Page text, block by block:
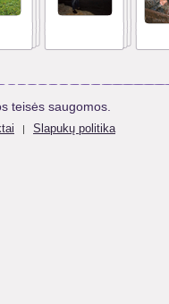
teisės saugomos.
| Slapukų politika